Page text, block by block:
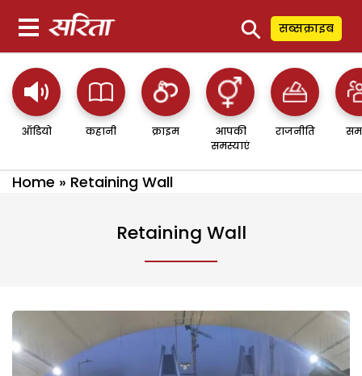
⚲ सब्सक्राइब
ऑडियो कहानी क्राइम
आपकी
समस्याएं
राजनीति
Home » Retaining Wall
Retaining Wall